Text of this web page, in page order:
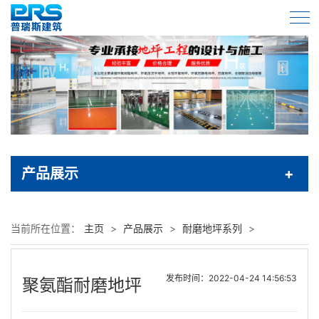
产品展示
当前所在位置： 主页 > 产品展示 > 耐磨地坪系列 >
聚氨酯耐磨地坪 发布时间：2022-04-24 14:56:53